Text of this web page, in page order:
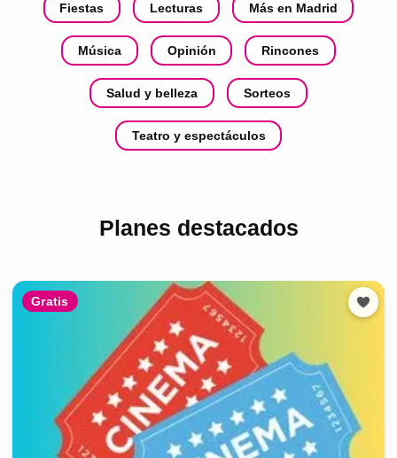
Fiestas Lecturas Más en Madrid
Música Opinión Rincones
Salud y belleza Sorteos
Teatro y espectáculos
Planes destacados
Gratis